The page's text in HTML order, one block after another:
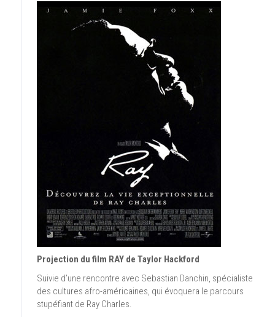
Projection du film RAY de Taylor Hackford
Suivie d’une rencontre avec Sebastian Danchin, spécialiste
des cultures afro-américaines, qui évoquera le parcours
stupéfiant de Ray Charles.